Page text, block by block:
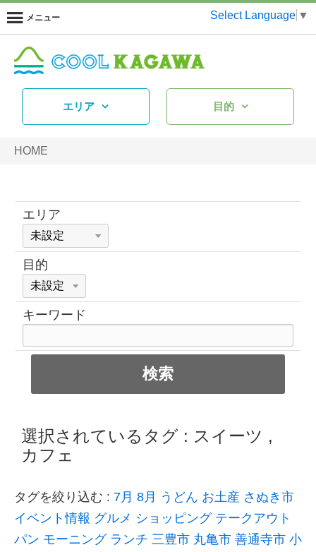
メニュー Select Language ▼
エリア 目的
HOME
エリア
目的
キーワード
選択されているタグ : スイーツ ,
カフェ
タグを絞り込む : 7月 8月 うどん お土産 さぬき市
イベント情報 グルメ ショッピング テークアウト
パン モーニング ランチ 三豊市 丸亀市 善通寺市 小